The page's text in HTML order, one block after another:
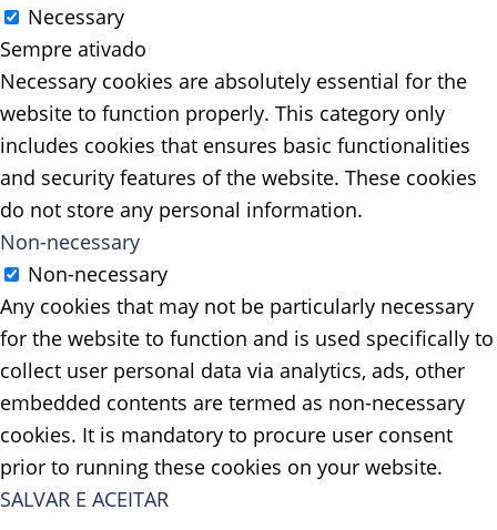
Necessary
Sempre ativado
Necessary cookies are absolutely essential for the
website to function properly. This category only
includes cookies that ensures basic functionalities
and security features of the website. These cookies
do not store any personal information.
Non-necessary
Non-necessary
Any cookies that may not be particularly necessary
for the website to function and is used specifically to
collect user personal data via analytics, ads, other
embedded contents are termed as non-necessary
cookies. It is mandatory to procure user consent
prior to running these cookies on your website.
SALVAR E ACEITAR